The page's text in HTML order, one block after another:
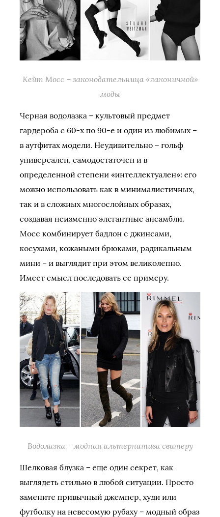
Кейт Мосс – законодательница «лаконичной»
моды
Черная водолазка – культовый предмет
гардероба с 60-х по 90-е и один из любимых –
в аутфитах модели. Неудивительно – гольф
универсален, самодостаточен и в
определенной степени «интеллектуален»: его
можно использовать как в минималистичных,
так и в сложных многослойных образах,
создавая неизменно элегантные ансамбли.
Мосс комбинирует бадлон с джинсами,
косухами, кожаными брюками, радикальным
мини – и выглядит при этом великолепно.
Имеет смысл последовать ее примеру.
Водолазка – модная альтернатива свитеру
Шелковая блузка – еще один секрет, как
выглядеть стильно в любой ситуации. Просто
замените привычный джемпер, худи или
футболку на невесомую рубаху – модный образ